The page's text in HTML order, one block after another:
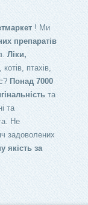
! Ми
препаратів
Ліки,
птахів,
Понад 7000
та
та
Не
задоволених
якість за